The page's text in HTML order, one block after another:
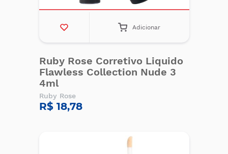
Adicionar
Ruby Rose Corretivo Liquido
Flawless Collection Nude 3
4ml
Ruby Rose
R$ 18,78